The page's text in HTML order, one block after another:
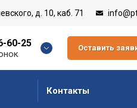
д. 10, каб. 71
60-25 Оставить
Контакты